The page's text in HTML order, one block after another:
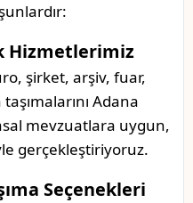
Hizmetlerimiz
şirket, arşiv, fuar,
Adana
mevzuatlara uygun,
gerçekleştiriyoruz.
Seçenekleri